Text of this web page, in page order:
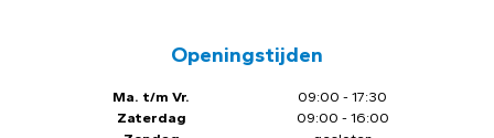
Openingstijden
Ma. t/m Vr.
Zaterdag
09:00 - 17:30
09:00 - 16:00